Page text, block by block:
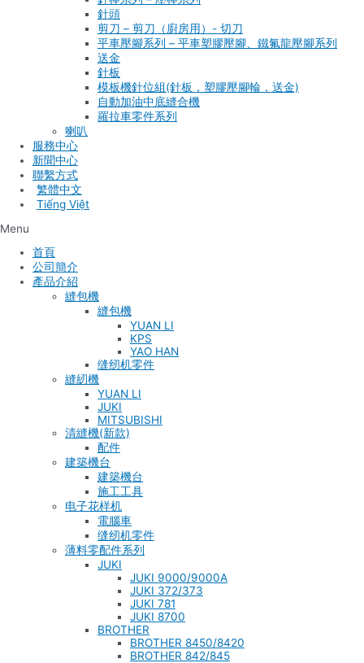
針頭
剪刀 – 剪刀（廚房用）- 切刀
平車壓腳系列 – 平車塑膠壓腳、鐵氟龍壓腳系列
送金
針板
模板機針位組(針板，塑膠壓腳輪，送金)
自動加油中底縫合機
羅拉車零件系列
喇叭
服務中心
新聞中心
聯繫方式
Tiếng Việt
Menu
首頁
公司簡介
產品介紹
縫包機
縫包機
YUAN LI
KPS
YAO HAN
缝纫机零件
縫紉機
YUAN LI
JUKI
MITSUBISHI
清縫機(新款)
配件
建築機台
建築機台
施工工具
电子花样机
電腦車
缝纫机零件
薄料零配件系列
JUKI
JUKI 9000/9000A
JUKI 372/373
JUKI 781
JUKI 8700
BROTHER
BROTHER 8450/8420
BROTHER 842/845